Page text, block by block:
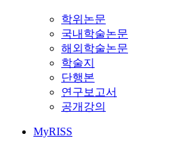
학위논문
국내학술논문
해외학술논문
학술지
단행본
연구보고서
공개강의
MyRISS